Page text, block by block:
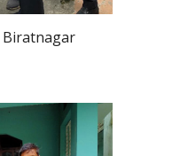
Biratnagar